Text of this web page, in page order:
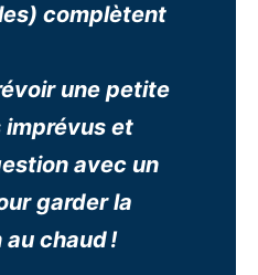
complètent
une petite
imprévus et
avec un
garder la
chaud !